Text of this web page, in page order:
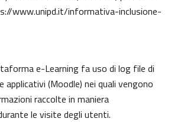
www.unipd.it/informativa-inclusione-
e-Learning fa uso di log file di
(Moodle) nei quali vengono
raccolte in maniera
le visite degli utenti.